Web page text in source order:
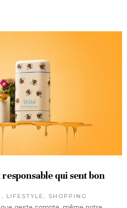
qui sent bon
, LIFESTYLE , SHOPPING